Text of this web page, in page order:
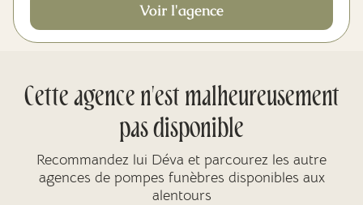
Voir l'agence
Cette agence n'est malheureusement
pas disponible
Recommandez lui Déva et parcourez les autre
agences de pompes funèbres disponibles aux
alentours